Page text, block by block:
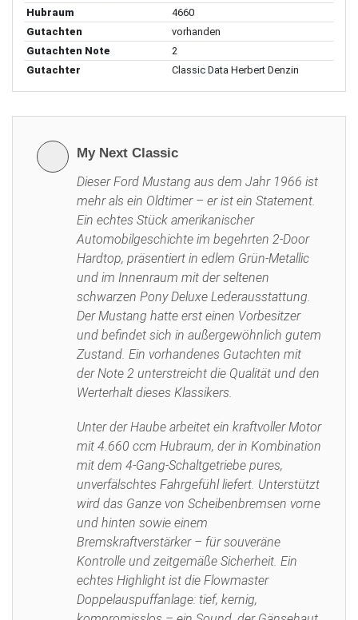
My Next Classic
Dieser Ford Mustang aus dem Jahr 1966 ist
mehr als ein Oldtimer – er ist ein Statement.
Ein echtes Stück amerikanischer
Automobilgeschichte im begehrten 2-Door
Hardtop, präsentiert in edlem Grün-Metallic
und im Innenraum mit der seltenen
schwarzen Pony Deluxe Lederausstattung.
Der Mustang hatte erst einen Vorbesitzer
und befindet sich in außergewöhnlich gutem
Zustand. Ein vorhandenes Gutachten mit
der Note 2 unterstreicht die Qualität und den
Werterhalt dieses Klassikers.
Unter der Haube arbeitet ein kraftvoller Motor
mit 4.660 ccm Hubraum, der in Kombination
mit dem 4-Gang-Schaltgetriebe pures,
unverfälschtes Fahrgefühl liefert. Unterstützt
wird das Ganze von Scheibenbremsen vorne
und hinten sowie einem
Bremskraftverstärker – für souveräne
Kontrolle und zeitgemäße Sicherheit. Ein
echtes Highlight ist die Flowmaster
Doppelauspuffanlage: tief, kernig,
Hubraum
4660
Gutachten
vorhanden
Gutachten Note
2
Gutachter
Classic Data Herbert Denzin